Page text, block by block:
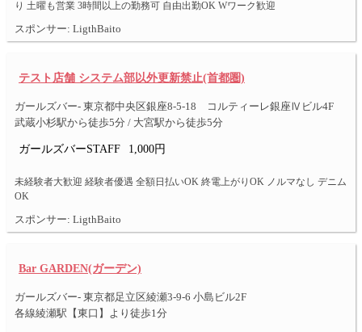
り 土曜も営業 3時間以上の勤務可 自由出勤OK Wワーク歓迎
スポンサー: LigthBaito
テスト店舗 システム部以外更新禁止(首都圏)
ガールズバー- 東京都中央区銀座8-5-18 コルティーレ銀座Ⅳビル4F
武蔵小杉駅から徒歩5分 / 大宮駅から徒歩5分
ガールズバーSTAFF 1,000円
未経験者大歓迎 経験者優遇 全額日払いOK 終電上がりOK ノルマなし デニム
OK
スポンサー: LigthBaito
Bar GARDEN(ガーデン)
ガールズバー- 東京都足立区綾瀬3-9-6 小島ビル2F
各線綾瀬駅【東口】より徒歩1分